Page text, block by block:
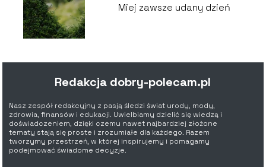
Miej zawsze udany dzień
Redakcja dobry-polecam.pl
Nasz zespół redakcyjny z pasją śledzi świat urody, mody,
zdrowia, finansów i edukacji. Uwielbiamy dzielić się wiedzą i
doświadczeniem, dzięki czemu nawet najbardziej złożone
tematy stają się proste i zrozumiałe dla każdego. Razem
tworzymy przestrzeń, w której inspirujemy i pomagamy
podejmować świadome decyzje.